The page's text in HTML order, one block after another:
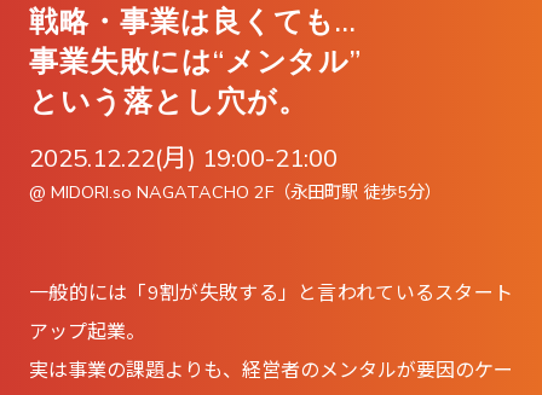
戦略・事業は良くても…
事業失敗には“メンタル”
という落とし穴が。
2025.12.22(月) 19:00-21:00
@ MIDORI.so NAGATACHO 2F（永田町駅 徒歩5分）
一般的には「9割が失敗する」と言われているスタート
アップ起業。
実は事業の課題よりも、経営者のメンタルが要因のケー